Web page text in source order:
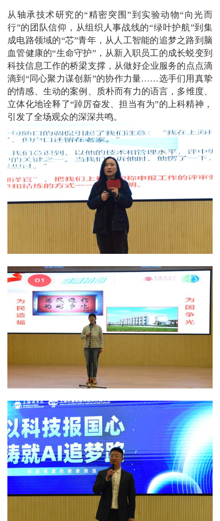
从轴承技术研究的“精密突围”到实验动物“向光而
行”的团队信仰，从组织人事战线的“绿叶护航”到集
成电路领域的“芯”青年，从人工智能的追梦之路到脑
血管健康的“生命守护”，从新入职员工的成长蜕变到
科技信息工作的桥梁支撑，从做好企业服务的点点滴
滴到“同心聚力谋创新”的协作力量……选手们用真挚
的情感、生动的案例、质朴而有力的语言，多维度、
立体化地诠释了“踔厉奋发、担当有为”的上科精神，
引发了全场观众的深深共鸣。